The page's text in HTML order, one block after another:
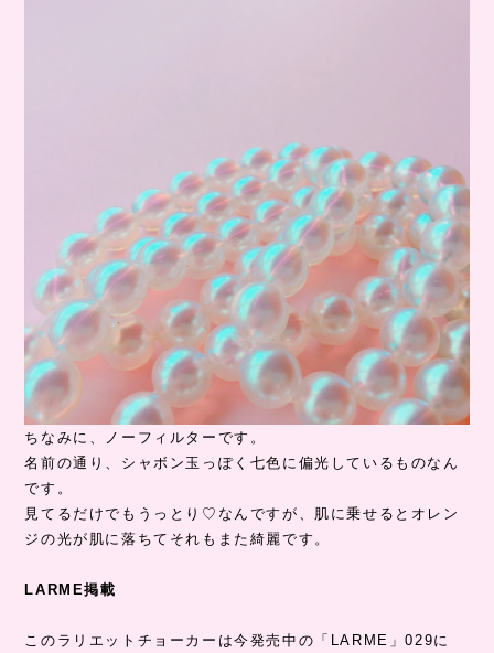
ちなみに、ノーフィルターです。
名前の通り、シャボン玉っぽく七色に偏光しているものなん
です。
見てるだけでもうっとり♡なんですが、肌に乗せるとオレン
ジの光が肌に落ちてそれもまた綺麗です。
LARME掲載
このラリエットチョーカーは今発売中の「LARME」029に